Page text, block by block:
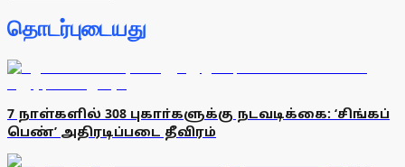
தொடர்புடையது
7 நாள்களில் 308 புகாா்களுக்கு நடவடிக்கை: ‘சிங்கப்
பெண்’ அதிரடிப்படை தீவிரம்